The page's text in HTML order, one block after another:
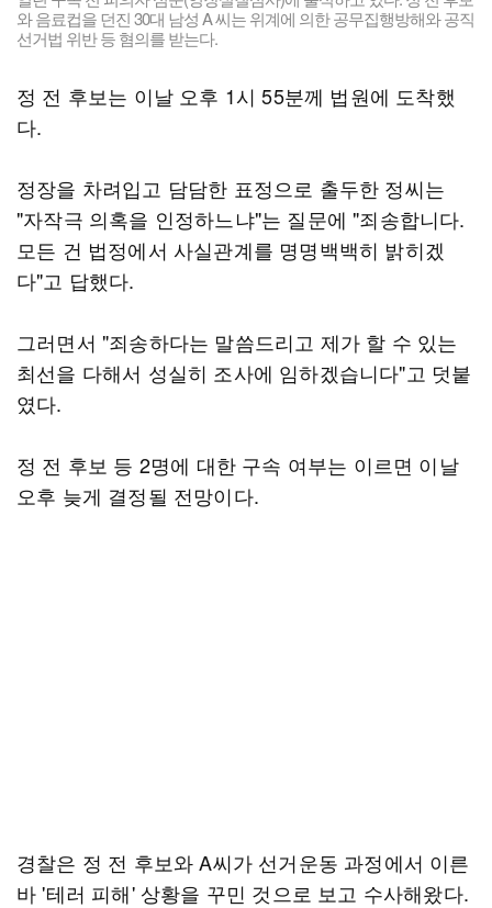
와 음료컵을 던진 30대 남성 A 씨는 위계에 의한 공무집행방해와 공직
선거법 위반 등 혐의를 받는다.
정 전 후보는 이날 오후 1시 55분께 법원에 도착했
다.
정장을 차려입고 담담한 표정으로 출두한 정씨는
"자작극 의혹을 인정하느냐"는 질문에 "죄송합니다.
모든 건 법정에서 사실관계를 명명백백히 밝히겠
다"고 답했다.
그러면서 "죄송하다는 말씀드리고 제가 할 수 있는
최선을 다해서 성실히 조사에 임하겠습니다"고 덧붙
였다.
정 전 후보 등 2명에 대한 구속 여부는 이르면 이날
오후 늦게 결정될 전망이다.
경찰은 정 전 후보와 A씨가 선거운동 과정에서 이른
바 '테러 피해' 상황을 꾸민 것으로 보고 수사해왔다.